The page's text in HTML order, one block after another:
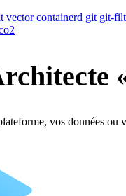
vector containerd git git-
vos données ou